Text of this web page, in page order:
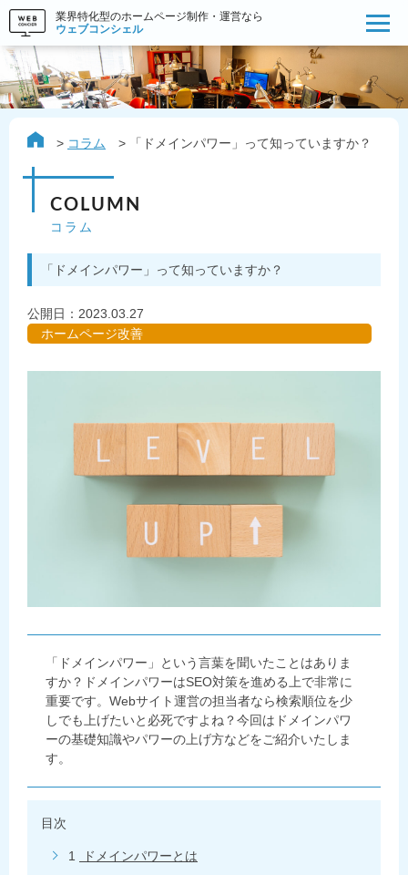
業界特化型のホームページ制作・運営なら
ウェブコンシェル
コラム 「ドメインパワー」って知っていますか？
COLUMN
コラム
「ドメインパワー」って知っていますか？
公開日： 2023.03.27
ホームページ改善
「ドメインパワー」という言葉を聞いたことはありま
すか？ドメインパワーはSEO対策を進める上で非常に
重要です。Webサイト運営の担当者なら検索順位を少
しでも上げたいと必死ですよね？今回はドメインパワ
ーの基礎知識やパワーの上げ方などをご紹介いたしま
す。
目次
1
ドメインパワーとは